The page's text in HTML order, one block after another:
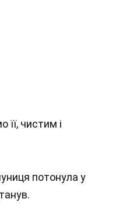
її, чистим і
потонула у